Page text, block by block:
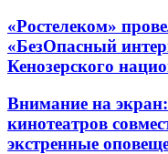
«Ростелеком»
«БезОпасный
Кенозерского
Внимание на
кинотеатров
экстренные